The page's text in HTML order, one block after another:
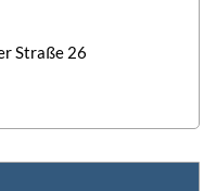
Straße 26